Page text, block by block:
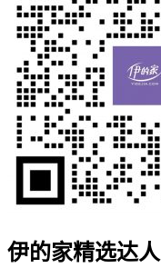
伊的家精选达人